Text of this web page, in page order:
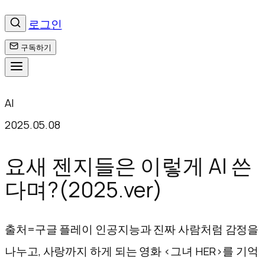
로그인
구독하기
텐
츠
로
바
로
가
기
AI
2025.05.08
요새 젠지들은 이렇게 AI 쓴
다며?(2025.ver)
출처=구글 플레이 인공지능과 진짜 사람처럼 감정을
나누고, 사랑까지 하게 되는 영화 <그녀 HER>를 기억